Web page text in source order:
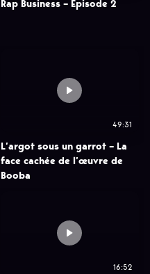
Rap Business – Episode 2
49:31
L’argot sous un garrot – La
face cachée de l’œuvre de
Booba
16:52